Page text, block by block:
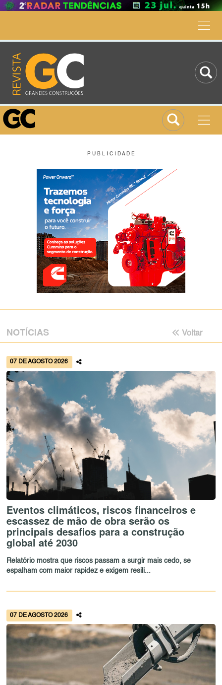
P U B L I C I D A D E
NOTÍCIAS Voltar
07 DE AGOSTO 2026
Eventos climáticos, riscos financeiros e
escassez de mão de obra serão os
principais desafios para a construção
global até 2030
Relatório mostra que riscos passam a surgir mais cedo, se
espalham com maior rapidez e exigem resili...
07 DE AGOSTO 2026